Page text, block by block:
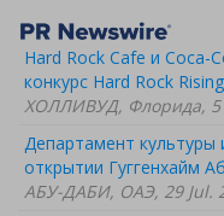
Hard Rock Cafe и Coca-
конкурс Hard Rock
ХОЛЛИВУД, Флорида, 5
Департамент
открытии Гуггенхайм
АБУ-ДАБИ, ОАЭ, 29 Jul.